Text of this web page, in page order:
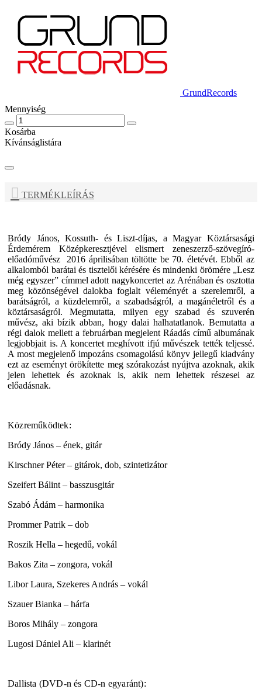
GrundRecords
Mennyiség
Kosárba
Kívánságlistára
TERMÉKLEÍRÁS
Bródy János, Kossuth- és Liszt-díjas, a Magyar Köztársasági
Érdemérem Középkeresztjével elismert zeneszerző-szövegíró-
előadóművész 2016 áprilisában töltötte be 70. életévét. Ebből az
alkalomból barátai és tisztelői kérésére és mindenki örömére „Lesz
még egyszer” címmel adott nagykoncertet az Arénában és osztotta
meg közönségével dalokba foglalt véleményét a szerelemről, a
barátságról, a küzdelemről, a szabadságról, a magánéletről és a
köztársaságról. Megmutatta, milyen egy szabad és szuverén
művész, aki bízik abban, hogy dalai halhatatlanok. Bemutatta a
régi dalok mellett a februárban megjelent Ráadás című albumának
legjobbjait is. A koncertet meghívott ifjú művészek tették teljessé.
A most megjelenő impozáns csomagolású könyv jellegű kiadvány
ezt az eseményt örökítette meg szórakozást nyújtva azoknak, akik
jelen lehettek és azoknak is, akik nem lehettek részesei az
előadásnak.
Közreműködtek:
Bródy János – ének, gitár
Kirschner Péter – gitárok, dob, szintetizátor
Szeifert Bálint – basszusgitár
Szabó Ádám – harmonika
Prommer Patrik – dob
Roszik Hella – hegedű, vokál
Bakos Zita – zongora, vokál
Libor Laura, Szekeres András – vokál
Szauer Bianka – hárfa
Boros Mihály – zongora
Lugosi Dániel Ali – klarinét
Dallista (DVD-n és CD-n egyaránt):